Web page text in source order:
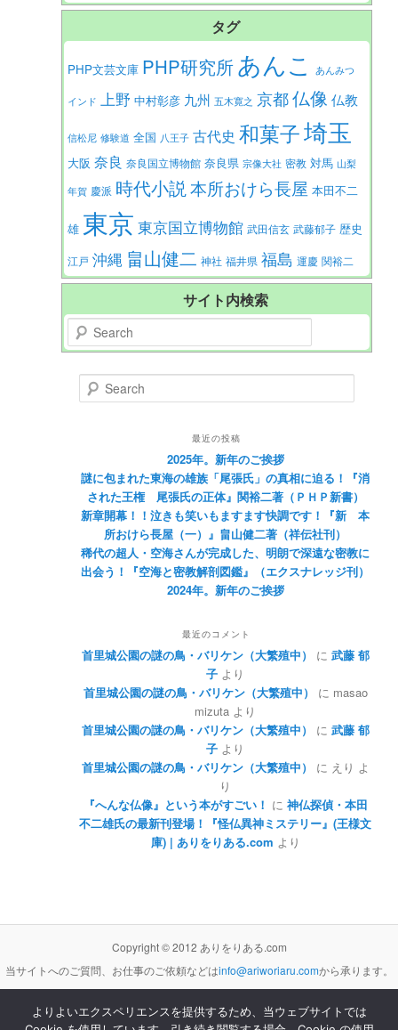
タグ
PHP文芸文庫 PHP研究所あんこ あんみつ
インド 上野 中村彰彦 九州 五木寛之 京都仏像 仏教
信松尼 修験道 全国 八王子 古代史 和菓子埼玉
大阪 奈良 奈良国立博物館 奈良県 宗像大社 密教 対馬 山梨
年賀 慶派 時代小説本所おけら長屋 本田不二
雄 東京 東京国立博物館 武田信玄 武藤郁子 歴史
江戸 沖縄 畠山健二 神社 福井県 福島 運慶 関裕二
サイト内検索
Search
Search
最近の投稿
2025年。新年のご挨拶
謎に包まれた東海の雄族「尾張氏」の真相に迫る！『消
された王権 尾張氏の正体』関裕二著（ＰＨＰ新書）
新章開幕！！泣きも笑いもますます快調です！『新 本
所おけら長屋（一）』畠山健二著（祥伝社刊）
稀代の超人・空海さんが完成した、明朗で深遠な密教に
出会う！『空海と密教解剖図鑑』（エクスナレッジ刊）
2024年。新年のご挨拶
最近のコメント
首里城公園の謎の鳥・バリケン（大繁殖中） に 武藤 郁
子 より
首里城公園の謎の鳥・バリケン（大繁殖中）
に masao
mizuta より
首里城公園の謎の鳥・バリケン（大繁殖中）
に 武藤 郁
子 より
首里城公園の謎の鳥・バリケン（大繁殖中）
に えり よ
り
『へんな仏像』という本がすごい！ に 神仏探偵・本田
不二雄氏の最新刊登場！『怪仏異神ミステリー』(王様文
庫) | ありをりある.com より
Copyright © 2012 ありをりある.com
当サイトへのご質問、お仕事のご依頼などはinfo@ariworiaru.comから承ります。
よりよいエクスペリエンスを提供するため、当ウェブサイトでは